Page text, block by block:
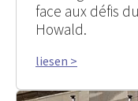
face aux défis
Howald.
liesen >